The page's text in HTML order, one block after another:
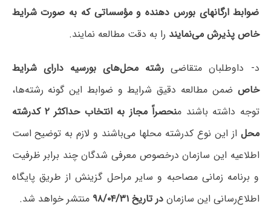
ضوابط ارگانهای بورس دهنده و مؤسساتی که به صورت شرایط
خاص پذیرش می‌نمایند را به دقت مطالعه نمایند.
د- داوطلبان متقاضیرشته‌ محل‌های بورسیه دارای شرایط
خاص ضمن مطالعه دقیق شرایط و ضوابط این گونه رشته‌ها،
توجه داشته باشند م
نحصراً مجاز به انتخاب حداکثر ۲ کدرشته
محل از این نوع کدرشته محلها می‌باشند و لازم به توضیح است
اطلاعیه این سازمان درخصوص معرفی شدگان چند برابر ظرفیت
و برنامه زمانی مصاحبه و سایر مراحل گزینش از طریق پایگاه
اطلاع‌رسانی این سازماندر تاریخ‌ ۹۸/۰۴/۳۱ منتشر خواهد شد.